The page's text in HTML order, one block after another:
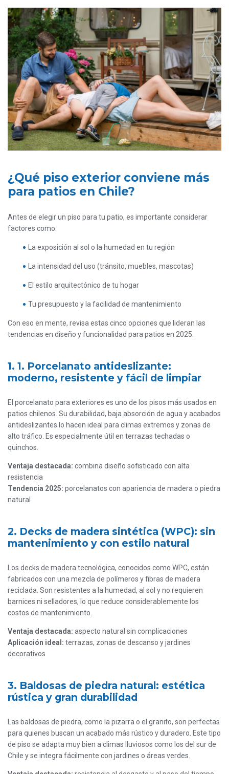
¿Qué piso exterior conviene más
para patios en Chile?
Antes de elegir un piso para tu patio, es importante considerar
factores como:
La exposición al sol o la humedad en tu región
La intensidad del uso (tránsito, muebles, mascotas)
El estilo arquitectónico de tu hogar
Tu presupuesto y la facilidad de mantenimiento
Con eso en mente, revisa estas cinco opciones que lideran las
tendencias en diseño y funcionalidad para patios en 2025.
1. 1. Porcelanato antideslizante:
moderno, resistente y fácil de limpiar
El porcelanato para exteriores es uno de los pisos más usados en
patios chilenos. Su durabilidad, baja absorción de agua y acabados
antideslizantes lo hacen ideal para climas extremos y zonas de
alto tráfico. Es especialmente útil en terrazas techadas o
quinchos.
Ventaja destacada: combina diseño sofisticado con alta
resistencia
Tendencia 2025: porcelanatos con apariencia de madera o piedra
natural
2. Decks de madera sintética (WPC): sin
mantenimiento y con estilo natural
Los decks de madera tecnológica, conocidos como WPC, están
fabricados con una mezcla de polímeros y fibras de madera
reciclada. Son resistentes a la humedad, al sol y no requieren
barnices ni selladores, lo que reduce considerablemente los
costos de mantenimiento.
Ventaja destacada: aspecto natural sin complicaciones
Aplicación ideal: terrazas, zonas de descanso y jardines
decorativos
3. Baldosas de piedra natural: estética
rústica y gran durabilidad
Las baldosas de piedra, como la pizarra o el granito, son perfectas
para quienes buscan un acabado más rústico y duradero. Este tipo
de piso se adapta muy bien a climas lluviosos como los del sur de
Chile y se integra fácilmente con jardines o áreas verdes.